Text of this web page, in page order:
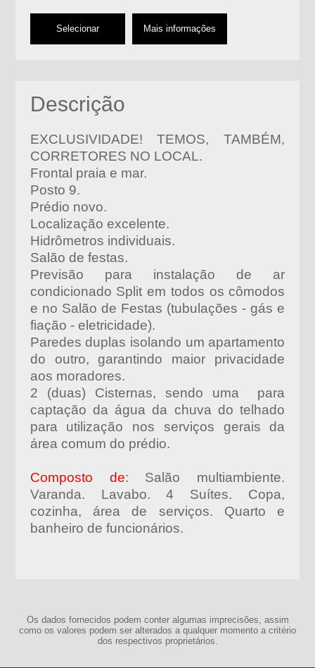
Descrição
EXCLUSIVIDADE! TEMOS, TAMBÉM,
CORRETORES NO LOCAL.
Frontal praia e mar.
Posto 9.
Prédio novo.
Localização excelente.
Hidrômetros individuais.
Salão de festas.
Previsão para instalação de ar
condicionado Split em todos os cômodos
e no Salão de Festas (tubulações - gás e
fiação - eletricidade).
Paredes duplas isolando um apartamento
do outro, garantindo maior privacidade
aos moradores.
2 (duas) Cisternas, sendo uma para
captação da água da chuva do telhado
para utilização nos serviços gerais da
área comum do prédio.
Composto de: Salão multiambiente.
Varanda. Lavabo. 4 Suítes. Copa,
cozinha, área de serviços. Quarto e
banheiro de funcionários.
Selecionar Mais informações
Os dados fornecidos podem conter algumas imprecisões, assim
como os valores podem ser alterados a qualquer momento a critério
dos respectivos proprietários.